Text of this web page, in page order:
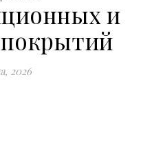
и
2026